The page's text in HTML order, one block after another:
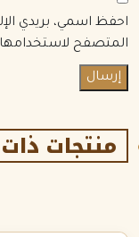
احفظ اسمي، بريدي
المتصفح لاستخدامها
منتجات